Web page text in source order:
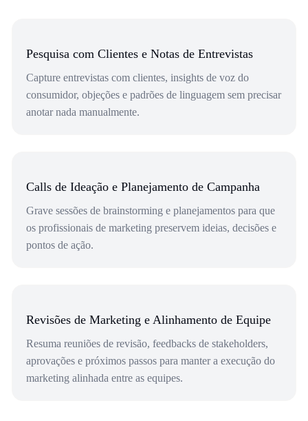
Pesquisa com Clientes e Notas de Entrevistas
Capture entrevistas com clientes, insights de voz do
consumidor, objeções e padrões de linguagem sem precisar
anotar nada manualmente.
Calls de Ideação e Planejamento de Campanha
Grave sessões de brainstorming e planejamentos para que
os profissionais de marketing preservem ideias, decisões e
pontos de ação.
Revisões de Marketing e Alinhamento de Equipe
Resuma reuniões de revisão, feedbacks de stakeholders,
aprovações e próximos passos para manter a execução do
marketing alinhada entre as equipes.